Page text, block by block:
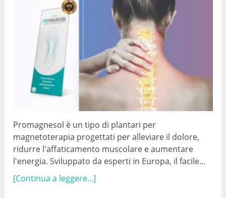
Promagnesol è un tipo di plantari per
magnetoterapia progettati per alleviare il dolore,
ridurre l'affaticamento muscolare e aumentare
l'energia. Sviluppato da esperti in Europa, il facile…
[Continua a leggere...]